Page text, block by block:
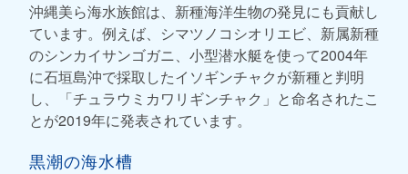
沖縄美ら海水族館は、新種海洋生物の発見にも貢献し
ています。例えば、シマツノコシオリエビ、新属新種
のシンカイサンゴガニ、小型潜水艇を使って2004年
に石垣島沖で採取したイソギンチャクが新種と判明
し、「チュラウミカワリギンチャク」と命名されたこ
とが2019年に発表されています。
黒潮の海水槽